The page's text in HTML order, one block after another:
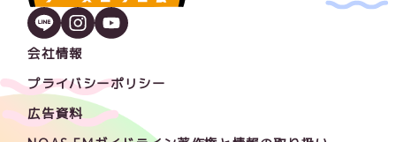
会社情報
プライバシーポリシー
広告資料